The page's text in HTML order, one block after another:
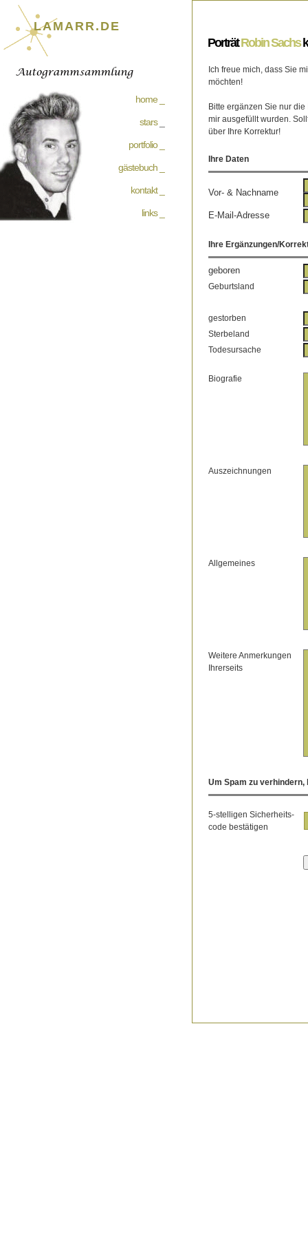
LAMARR.DE
home _
stars_
portfolio _
gästebuch _
kontakt _
links _
PorträtRobin Sachs
Ich freue mich, dass Sie
möchten!
Bitte ergänzen Sie nur
mir ausgefüllt wurden.
über Ihre Korrektur!
Ihre Daten
Vor- & Nachname
E-Mail-Adresse
Ihre Ergänzungen/
geboren
Geburtsland
gestorben
Sterbeland
Todesursache
Biografie
Auszeichnungen
Allgemeines
Weitere Anmerkungen
Ihrerseits
Um Spam zu
5-stelligen Sicherheits-
code bestätigen